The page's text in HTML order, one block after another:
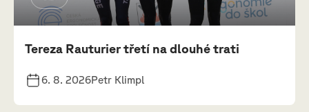
Tereza Rauturier třetí na dlouhé trati
6. 8. 2026Petr Klimpl